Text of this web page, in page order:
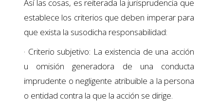
Así las cosas, es reiterada la jurisprudencia que
establece los criterios que deben imperar para
que exista la susodicha responsabilidad:
· Criterio subjetivo: La existencia de una acción
u omisión generadora de una conducta
imprudente o negligente atribuible a la persona
o entidad contra la que la acción se dirige.